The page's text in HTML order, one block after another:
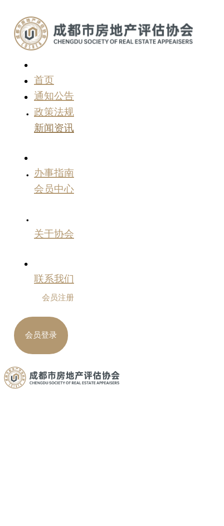
首页
通知公告
政策法规
新闻资讯
办事指南
会员中心
关于协会
联系我们
会员注册
会员登录